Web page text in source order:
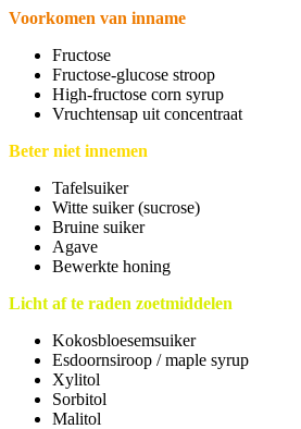
Voorkomen van inname
Fructose
Fructose-glucose stroop
High-fructose corn syrup
Vruchtensap uit concentraat
Beter niet innemen
Tafelsuiker
Witte suiker (sucrose)
Bruine suiker
Agave
Bewerkte honing
Licht af te raden zoetmiddelen
Kokosbloesemsuiker
Esdoornsiroop / maple syrup
Xylitol
Sorbitol
Malitol